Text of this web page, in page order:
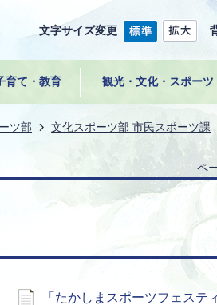
文字サイズ変更
育て・教育 観光・文化・スポーツ
ツ部 文化スポーツ部 市民スポーツ課
ペ
「たかしまスポーツフェステ